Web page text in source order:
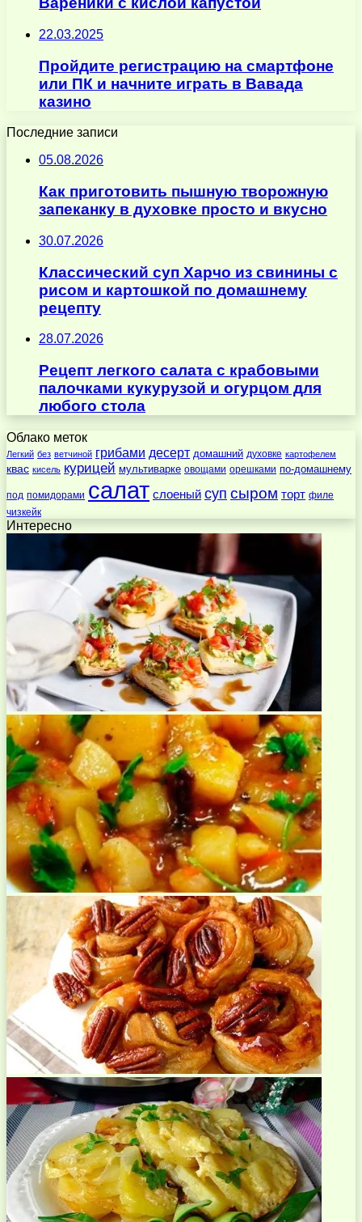
22.03.2025
Пройдите регистрацию на смартфоне
или ПК и начните играть в Вавада
казино
Последние записи
05.08.2026
Как приготовить пышную творожную
запеканку в духовке просто и вкусно
30.07.2026
Классический суп Харчо из свинины с
рисом и картошкой по домашнему
рецепту
28.07.2026
Рецепт легкого салата с крабовыми
палочками кукурузой и огурцом для
любого стола
Облако меток
Легкий без ветчиной грибами десерт домашний духовке картофелем
квас кисель курицей мультиварке овощами орешками по-домашнему
под помидорами салат слоеный суп сыром торт филе
чизкейк
Интересно